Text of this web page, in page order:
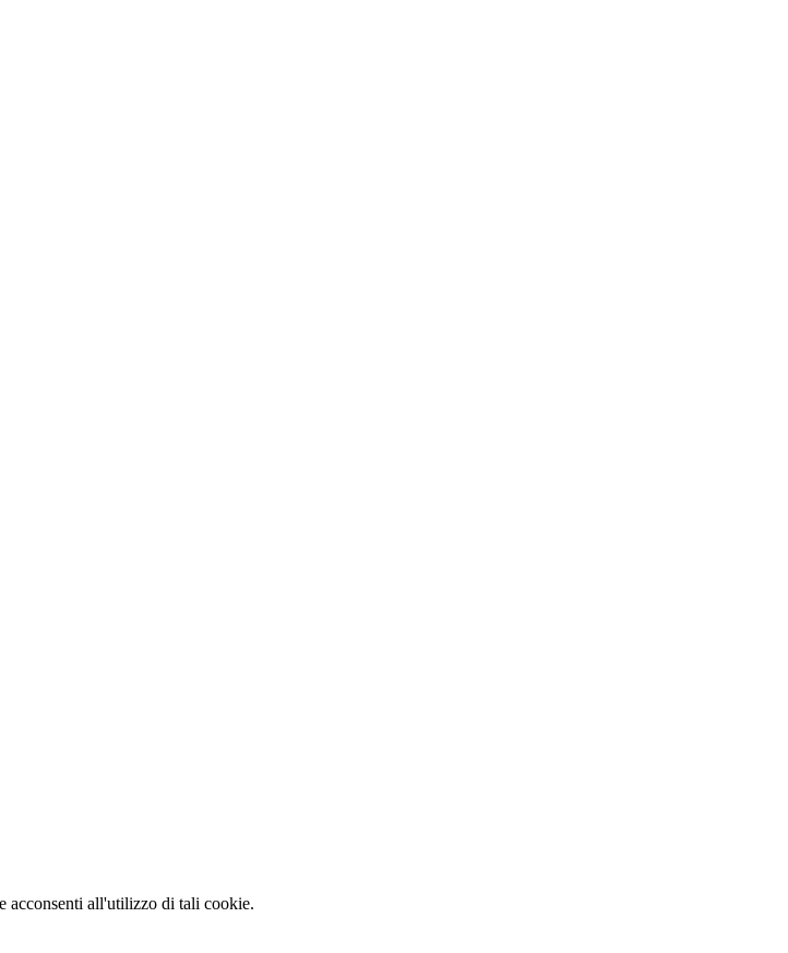
acconsenti all'utilizzo di tali cookie.